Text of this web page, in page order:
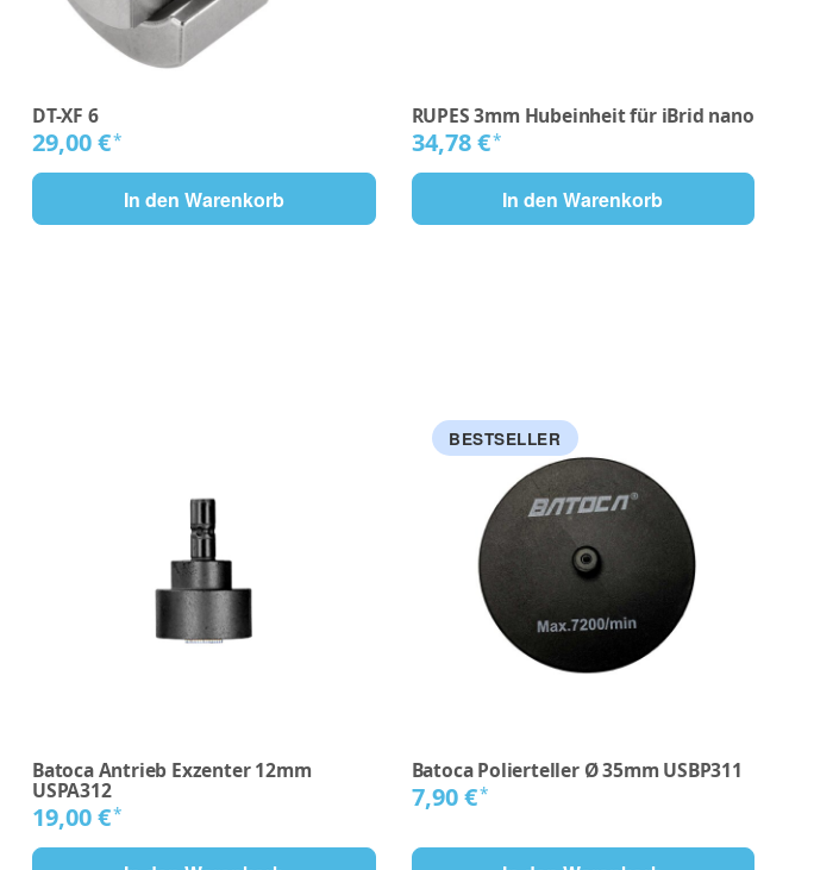
DT-XF 6
29,00 €*
In den Warenkorb
RUPES 3mm Hubeinheit für iBrid nano
34,78 €*
In den Warenkorb
Batoca Antrieb Exzenter 12mm
USPA312
19,00 €*
BESTSELLER
Batoca Polierteller Ø 35mm USBP311
7,90 €*